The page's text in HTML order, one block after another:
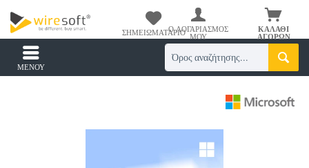
ΚΑΛΆΘΙ
ΑΓΟΡΏΝ
ΣΗΜΕΙΩΜΑΤΆΡΙΟΟ ΛΟΓΑΡΙΑΣΜΌΣ
ΜΟΥ
ΜΕΝΟΎ